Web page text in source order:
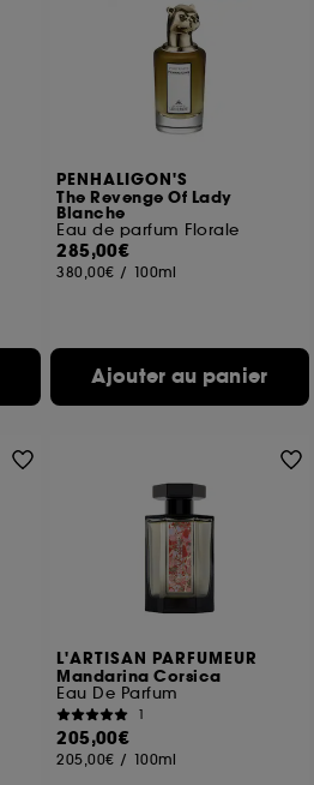
PENHALIGON'S
The Revenge Of Lady
Blanche
Eau de parfum Florale
285,00€
380,00€ / 100ml
Ajouter au panier
L'ARTISAN PARFUMEUR
Mandarina Corsica
Eau De Parfum
1
205,00€
205,00€ / 100ml